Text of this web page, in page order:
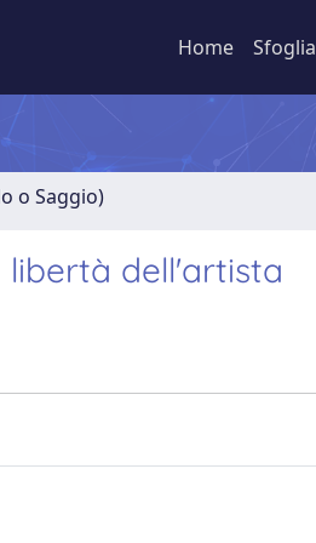
Home Sfoglia
o Saggio)
libertà dell'artista